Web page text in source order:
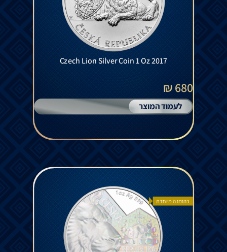
Czech Lion Silver Coin 1 Oz 2017
680 ₪
לעמוד המוצר
בהזמנה מיוחדת